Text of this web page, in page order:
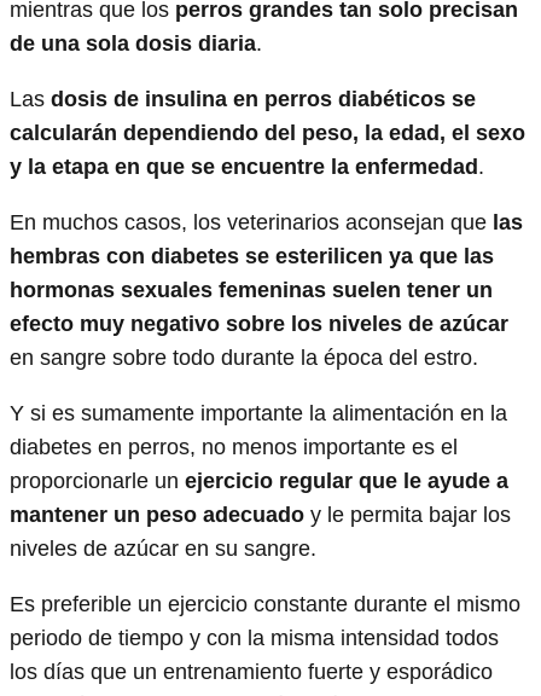
mientras que los perros grandes tan solo precisan
de una sola dosis diaria.
Las dosis de insulina en perros diabéticos se
calcularán dependiendo del peso, la edad, el sexo
y la etapa en que se encuentre la enfermedad .
En muchos casos, los veterinarios aconsejan que las
hembras con diabetes se esterilicen ya que las
hormonas sexuales femeninas suelen tener un
efecto muy negativo sobre los niveles de azúcar
en sangre sobre todo durante la época del estro.
Y si es sumamente importante la alimentación en la
diabetes en perros, no menos importante es el
proporcionarle un ejercicio regular que le ayude a
mantener un peso adecuado y le permita bajar los
niveles de azúcar en su sangre.
Es preferible un ejercicio constante durante el mismo
periodo de tiempo y con la misma intensidad todos
los días que un entrenamiento fuerte y esporádico